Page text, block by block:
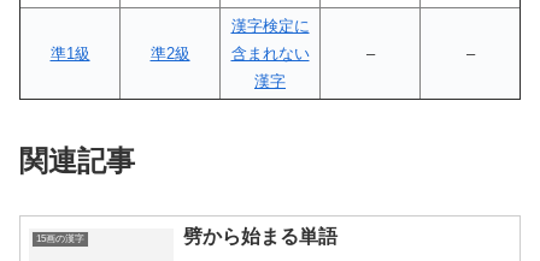
準1級 準2級
漢字検定に
含まれない
漢字
– –
関連記事
15画の漢字 劈から始まる単語